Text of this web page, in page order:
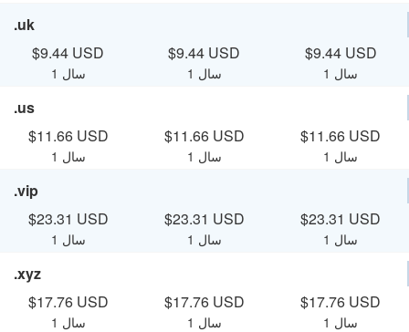
.uk
$9.44 USD
1 سال
$9.44 USD
1 سال
$9.44 USD
1 سال
.us
$11.66 USD
1 سال
$11.66 USD
1 سال
$11.66 USD
1 سال
.vip
$23.31 USD
1 سال
$23.31 USD
1 سال
$23.31 USD
1 سال
.xyz
$17.76 USD
1 سال
$17.76 USD
1 سال
$17.76 USD
1 سال